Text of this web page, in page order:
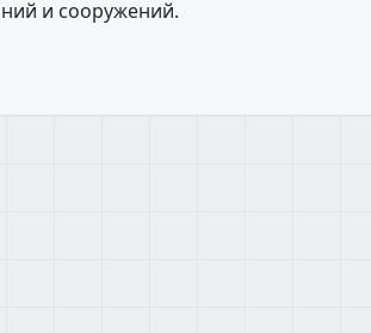
и сооружений.